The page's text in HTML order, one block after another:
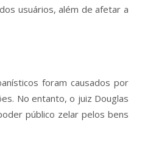
usuários, além de afetar a
foram causados por
No entanto, o juiz Douglas
público zelar pelos bens